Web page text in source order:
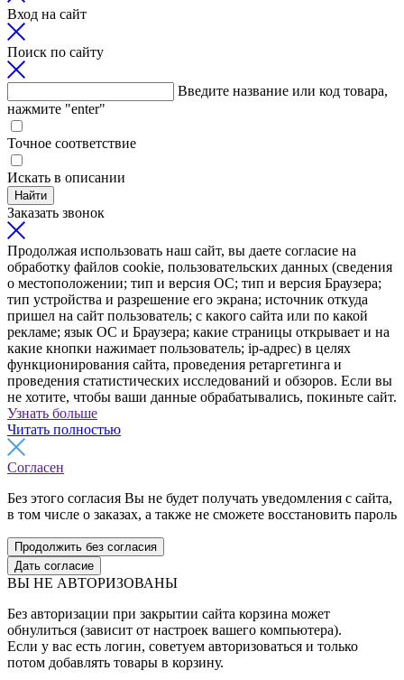
Вход на сайт
Поиск по сайту
Введите название или код товара,
нажмите "enter"
Точное соответствие
Искать в описании
Найти
Заказать звонок
Продолжая использовать наш сайт, вы даете согласие на
обработку файлов cookie, пользовательских данных (сведения
о местоположении; тип и версия ОС; тип и версия Браузера;
тип устройства и разрешение его экрана; источник откуда
пришел на сайт пользователь; с какого сайта или по какой
рекламе; язык ОС и Браузера; какие страницы открывает и на
какие кнопки нажимает пользователь; ip-адрес) в целях
функционирования сайта, проведения ретаргетинга и
проведения статистических исследований и обзоров. Если вы
не хотите, чтобы ваши данные обрабатывались, покиньте сайт.
Узнать больше
Читать полностью
Согласен
Без этого согласия Вы не будет получать уведомления с сайта,
в том числе о заказах, а также не сможете восстановить пароль
Продолжить без согласия
Дать согласие
ВЫ НЕ АВТОРИЗОВАНЫ
Без авторизации при закрытии сайта корзина может
обнулиться (зависит от настроек вашего компьютера).
Если у вас есть логин, советуем авторизоваться и только
потом добавлять товары в корзину.